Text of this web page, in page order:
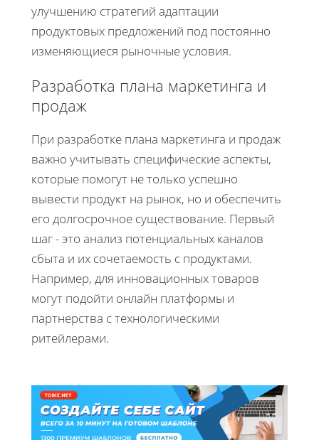
улучшению стратегий адаптации
продуктовых предложений под постоянно
изменяющиеся рыночные условия.
Разработка плана маркетинга и
продаж
При разработке плана маркетинга и продаж
важно учитывать специфические аспекты,
которые помогут не только успешно
вывести продукт на рынок, но и обеспечить
его долгосрочное существование. Первый
шаг - это анализ потенциальных каналов
сбыта и их сочетаемость с продуктами.
Например, для инновационных товаров
могут подойти онлайн платформы и
партнерства с технологическими
ритейлерами.